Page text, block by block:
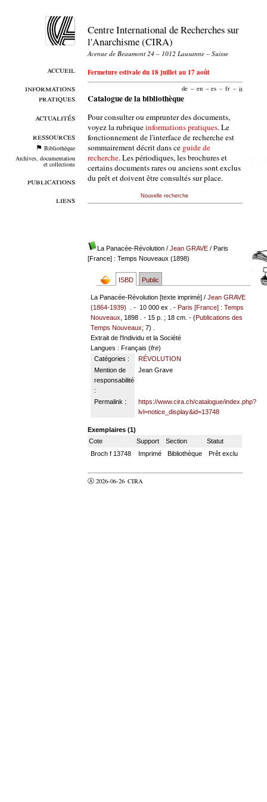
accueil
informations
pratiques
actualités
ressources
Bibliothèque
Archives, documentation
et collections
publications
liens
Centre International de Recherches sur
l'Anarchisme (CIRA)
Avenue de Beaumont 24 – 1012 Lausanne – Suisse
Fermeture estivale du 18 juillet au 17 août
de – en – es – fr – it
Catalogue de la bibliothèque
Pour consulter ou emprunter des documents,
voyez la rubriqueinformations pratiques. Le
fonctionnement de l'interface de recherche est
sommairement décrit dans ce guide de
recherche. Les périodiques, les brochures et
certains documents rares ou anciens sont exclus
du prêt et doivent être consultés sur place.
Nouvelle recherche
La Panacée-Révolution/ Jean GRAVE/ Paris
[France] : Temps Nouveaux (1898)
ISBD Public
La Panacée-Révolution [texte imprimé] /Jean GRAVE
(1864-1939)
. - 10 000 ex . -Paris [France] : Temps
Nouveaux
, 1898 . - 15 p. ; 18 cm. - (Publications des
Temps Nouveaux; 7) .
Extrait de l'Individu et la Société
Langues : Français (fre)
Catégories :
RÉVOLUTION
Mention de
responsabilité
:
Jean Grave
Permalink :
https://www.cira.ch/catalogue/index.php?
lvl=notice_display&id=13748
Exemplaires (1)
Cote
Support Section
Statut
Broch f 13748
Imprimé Bibliothèque Prêt exclu
Ⓐ 2026-06-26 CIRA